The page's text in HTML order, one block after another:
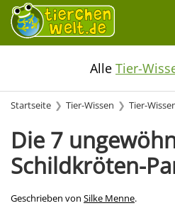
Alle Tier-
Startseite Tier-Wissen Tier-
Die 7
Schildkröten-
Geschrieben von Silke Menne.